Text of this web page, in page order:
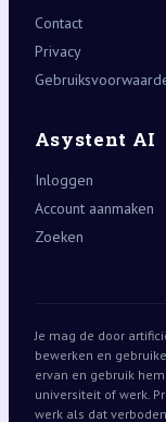
Contact
Privacy
Asystent AI
Inloggen
Account aanmaken
Zoeken
Je mag de door
bewerken en
ervan en gebruik
universiteit of werk.
werk als dat